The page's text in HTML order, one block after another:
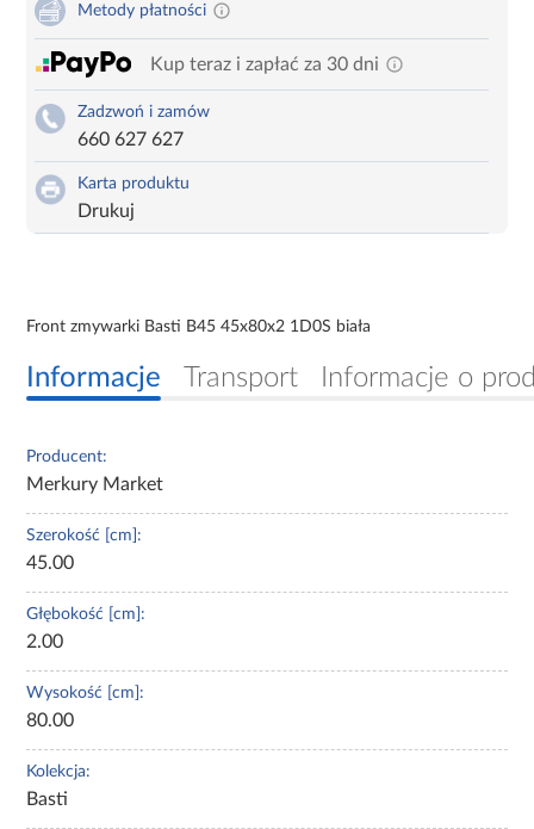
Metody płatności
Kup teraz i zapłać za 30 dni
Zadzwoń i zamów
660 627 627
Karta produktu
Drukuj
Front zmywarki Basti B45 45x80x2 1D0S biała
Informacje Transport Informacje o
Producent:
Merkury Market
Szerokość [cm]:
45.00
Głębokość [cm]:
2.00
Wysokość [cm]:
80.00
Kolekcja:
Basti